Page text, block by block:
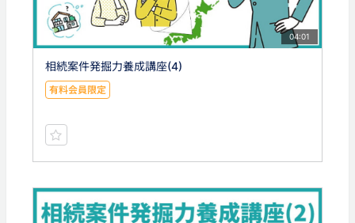
04:01
相続案件発掘力養成講座(4)
有料会員限定